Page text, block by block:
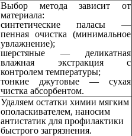
Выбор метода зависит от
материала:
синтетические паласы —
пенная очистка (минимальное
увлажнение);
шерстяные — деликатная
влажная экстракция с
контролем температуры;
тонкие джутовые — сухая
чистка абсорбентом.
Удаляем остатки химии мягким
ополаскивателем, наносим
антистатик для профилактики
быстрого загрязнения.